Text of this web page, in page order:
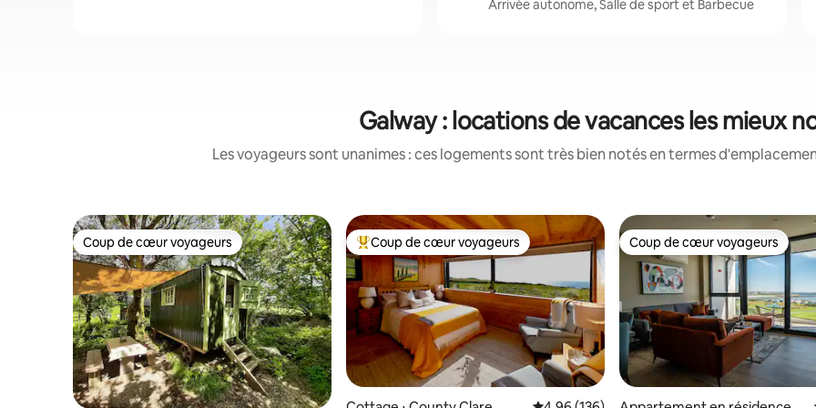
Arrivée autonome, Salle de sport et Barbecue
Galway : locations de vacances les mieux
Les voyageurs sont unanimes : ces logements sont très bien notés en termes
Coup de cœur voyageurs
Coup de cœur voyageurs Coups de cœur voyageurs les plus appréciés
Coup de cœur voyageurs Coup de cœur voyageurs
Coup de cœur voyageurs